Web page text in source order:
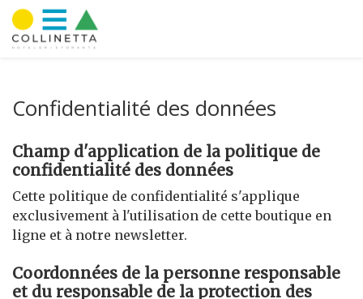
Confidentialité des données
Champ d'application de la politique de
confidentialité des données
Cette politique de confidentialité s'applique
exclusivement à l'utilisation de cette boutique en
ligne et à notre newsletter.
Coordonnées de la personne responsable
et du responsable de la protection des